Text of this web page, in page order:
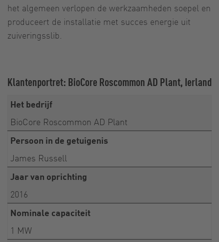
het algemeen verlopen de werkzaamheden soepel en
produceert de installatie met succes energie uit
zuiveringsslib.
Klantenportret: BioCore Roscommon AD Plant, Ierland
Het bedrijf
BioCore Roscommon AD Plant
Persoon in de getuigenis
James Russell
Jaar van oprichting
2016
Nominale capaciteit
1 MW